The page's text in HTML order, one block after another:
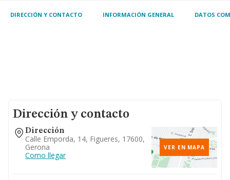
DIRECCIÓN Y CONTACTO INFORMACIÓN GENERAL DATOS
Dirección y contacto
Dirección
Calle Emporda, 14, Figueres, 17600,
Gerona
Como llegar
VER EN MAPA